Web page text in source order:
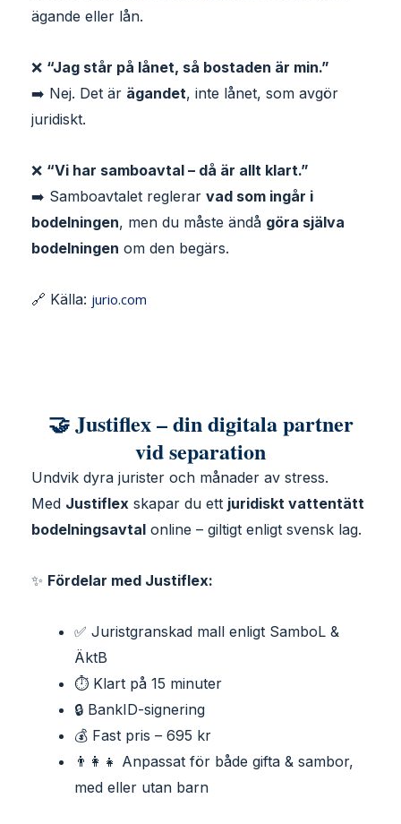
ägande eller lån.
❌ “Jag står på lånet, så bostaden är min.”
➡️ Nej. Det är ägandet, inte lånet, som avgör
juridiskt.
❌ “Vi har samboavtal – då är allt klart.”
➡️ Samboavtalet reglerar vad som ingår i
bodelningen, men du måste ändå göra själva
bodelningen om den begärs.
🔗 Källa: jurio.com
🤝 Justiflex – din digitala partner
vid separation
Undvik dyra jurister och månader av stress.
Med Justiflex skapar du ett juridiskt vattentätt
bodelningsavtal online – giltigt enligt svensk lag.
✨ Fördelar med Justiflex:
✅ Juristgranskad mall enligt SamboL &
ÄktB
⏱ Klart på 15 minuter
🔒 BankID-signering
💰 Fast pris – 695 kr
👨‍👩‍👧 Anpassat för både gifta & sambor,
med eller utan barn